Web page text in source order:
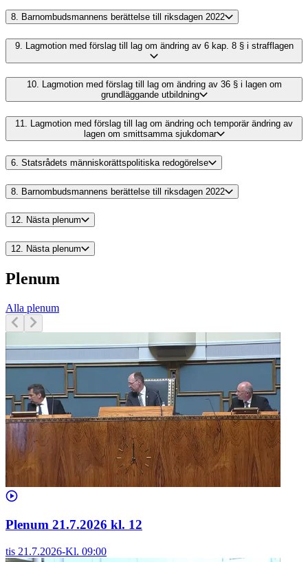
8. Barnombudsmannens berättelse till riksdagen 2022
9. Lagmotion med förslag till lag om ändring av 6 kap. 8 § i strafflagen
10. Lagmotion med förslag till lag om ändring av 36 § i lagen om
grundläggande utbildning
11. Lagmotion med förslag till lag om ändring och temporär ändring av
lagen om smittsamma sjukdomar
6. Statsrådets människorättspolitiska redogörelse
8. Barnombudsmannens berättelse till riksdagen 2022
12. Nästa plenum
12. Nästa plenum
Plenum
Alla plenum
Plenum 21.7.2026 kl. 12
tis 21.7.2026-Kl. 09:00